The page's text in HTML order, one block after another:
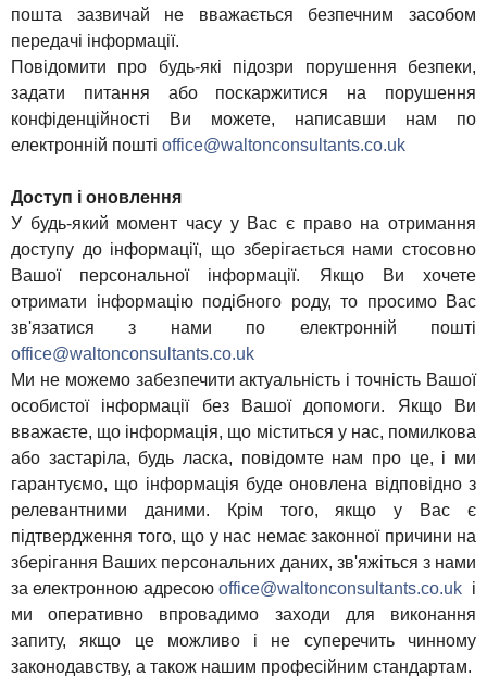
пошта зазвичай не вважається безпечним засобом
передачі інформації.
Повідомити про будь-які підозри порушення безпеки,
задати питання або поскаржитися на порушення
конфіденційності Ви можете, написавши нам по
електронній пошті office@waltonconsultants.co.uk
Доступ і оновлення
У будь-який момент часу у Вас є право на отримання
доступу до інформації, що зберігається нами стосовно
Вашої персональної інформації. Якщо Ви хочете
отримати інформацію подібного роду, то просимо Вас
зв'язатися з нами по електронній пошті
office@waltonconsultants.co.uk
Ми не можемо забезпечити актуальність і точність Вашої
особистої інформації без Вашої допомоги. Якщо Ви
вважаєте, що інформація, що міститься у нас, помилкова
або застаріла, будь ласка, повідомте нам про це, і ми
гарантуємо, що інформація буде оновлена ​​відповідно з
релевантними даними. Крім того, якщо у Вас є
підтвердження того, що у нас немає законної причини на
зберігання Ваших персональних даних, зв'яжіться з нами
за електронною адресоюoffice@waltonconsultants.co.uk і
ми оперативно впровадимо заходи для виконання
запиту, якщо це можливо і не суперечить чинному
законодавству, а також нашим професійним стандартам.